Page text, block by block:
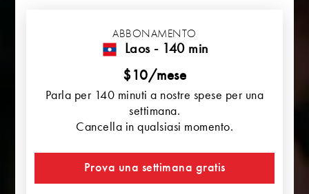
ABBONAMENTO
Laos - 140 min
$10/mese
Parla per 140 minuti a nostre spese per una
settimana.
Cancella in qualsiasi momento.
Prova una settimana gratis